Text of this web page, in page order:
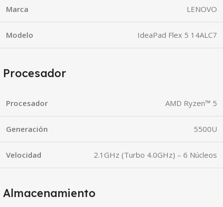
Marca LENOVO
Modelo IdeaPad Flex 5 14ALC7
Procesador
Procesador AMD Ryzen™ 5
Generación 5500U
Velocidad 2.1GHz (Turbo 4.0GHz) – 6 Núcleos
Almacenamiento